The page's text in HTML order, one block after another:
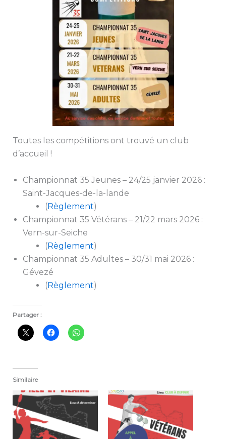
Toutes les compétitions ont trouvé un club
d’accueil !
Championnat 35 Jeunes – 24/25 janvier 2026 :
Saint-Jacques-de-la-lande
(Règlement)
Championnat 35 Vétérans – 21/22 mars 2026 :
Vern-sur-Seiche
(Règlement)
Championnat 35 Adultes – 30/31 mai 2026 :
Gévezé
(Règlement)
Partager :
Similaire